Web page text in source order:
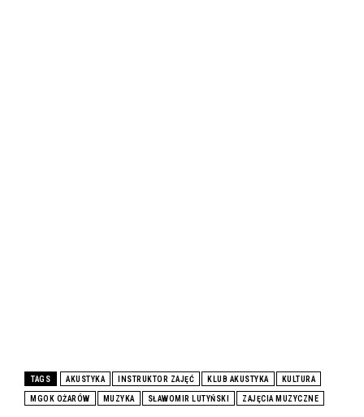
TAGS AKUSTYKA INSTRUKTOR ZAJĘĆ KLUB AKUSTYKA KULTURA
MGOK OŻARÓW MUZYKA SŁAWOMIR LUTYŃSKI ZAJĘCIA MUZYCZNE